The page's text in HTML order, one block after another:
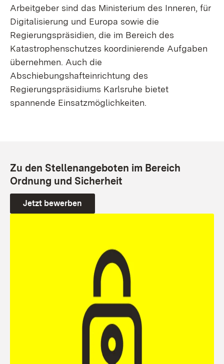
Arbeitgeber sind das Ministerium des Inneren, für
Digitalisierung und Europa sowie die
Regierungspräsidien, die im Bereich des
Katastrophenschutzes koordinierende Aufgaben
übernehmen. Auch die
Abschiebungshafteinrichtung des
Regierungspräsidiums Karlsruhe bietet
spannende Einsatzmöglichkeiten.
Zu den Stellenangeboten im Bereich
Ordnung und Sicherheit
Jetzt bewerben